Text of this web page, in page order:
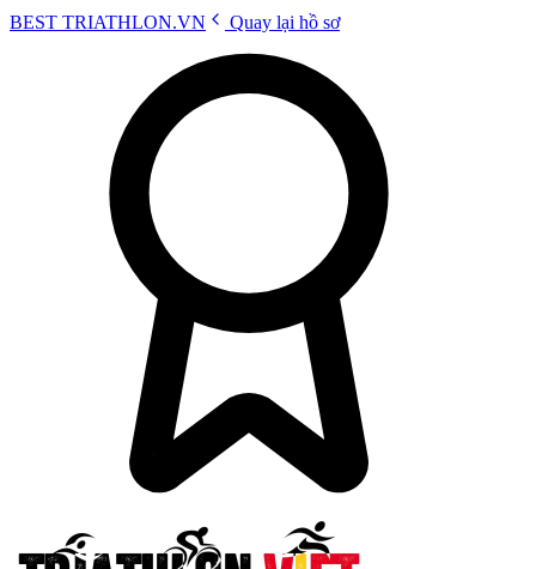
BEST TRIATHLON.VN Quay lại hồ sơ